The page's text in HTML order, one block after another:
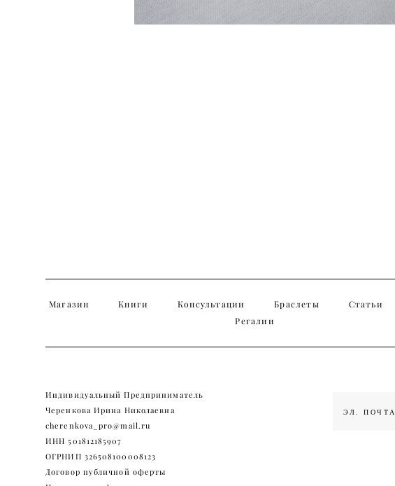
Магазин Книги Консультации Браслеты Статьи
Регалии
Индивидуальный Предприниматель
Черенкова Ирина Николаевна
cherenkova_pro@mail.ru
ИНН 501812185907
ОГРНИП 326508100008123
Договор публичной оферты